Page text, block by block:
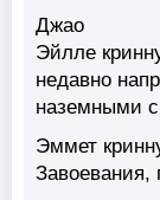
Джао
Эйлле
недавно
наземными
Эммет
Завоевания,